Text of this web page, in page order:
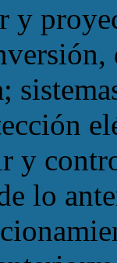
y
y
lo